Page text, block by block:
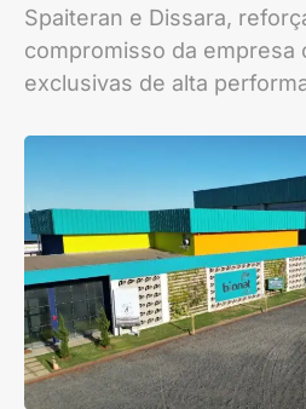
Spaiteran e Dissara,
compromisso da empresa
exclusivas de alta